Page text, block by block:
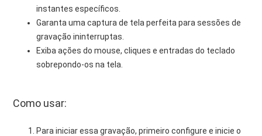
instantes específicos.
Garanta uma captura de tela perfeita para sessões de
gravação ininterruptas.
Exiba ações do mouse, cliques e entradas do teclado
sobrepondo-os na tela.
Como usar:
Para iniciar essa gravação, primeiro configure e inicie o